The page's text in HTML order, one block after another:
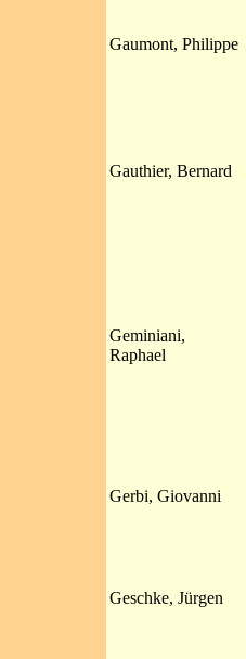
Gaumont, Philippe
Gauthier, Bernard
Geminiani,
Raphael
Gerbi, Giovanni
Geschke, Jürgen